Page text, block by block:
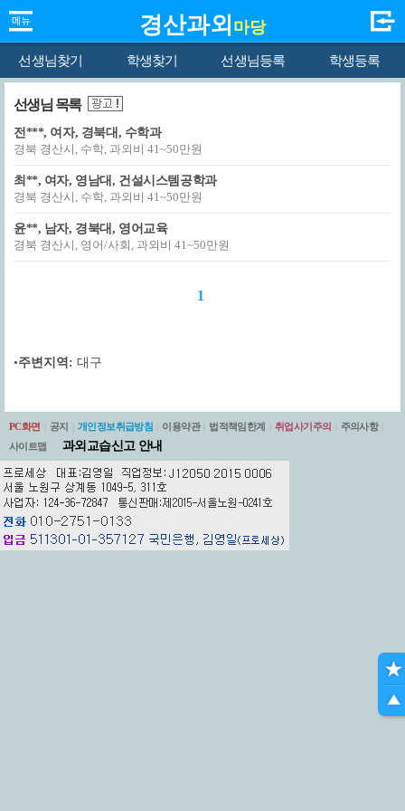
경산과외 마당
선생님찾기 학생찾기 선생님등록 학생등록
선생님 목록
전***, 여자, 경북대, 수학과
경북 경산시, 수학, 과외비 41~50만원
최**, 여자, 영남대, 건설시스템공학과
경북 경산시, 수학, 과외비 41~50만원
윤**, 남자, 경북대, 영어교육
경북 경산시, 영어/사회, 과외비 41~50만원
1
•주변지역: 대구
PC화면 공지 개인정보취급방침 이용약관 법적책임한계 취업사기주의 주의사항
사이트맵
과외교습신고 안내